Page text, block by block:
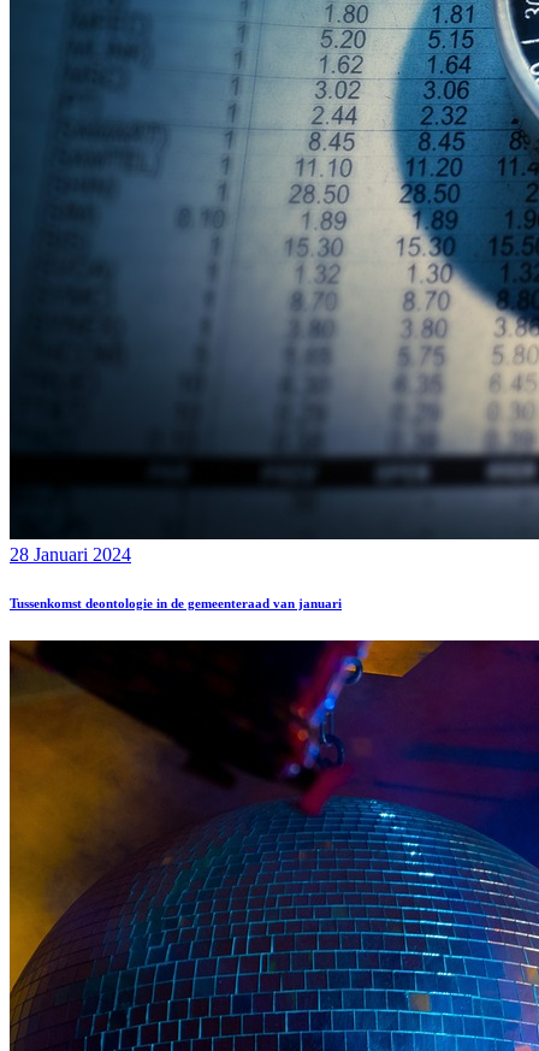
28 Januari 2024
Tussenkomst deontologie in de gemeenteraad van januari